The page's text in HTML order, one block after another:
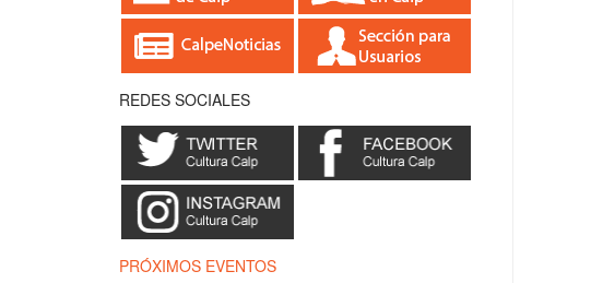
REDES SOCIALES
PRÓXIMOS EVENTOS